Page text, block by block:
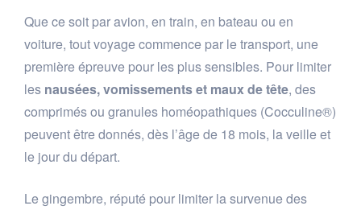
Que ce soit par avion, en train, en bateau ou en
voiture, tout voyage commence par le transport, une
première épreuve pour les plus sensibles. Pour limiter
les nausées, vomissements et maux de tête, des
comprimés ou granules homéopathiques (Cocculine®)
peuvent être donnés, dès l’âge de 18 mois, la veille et
le jour du départ.
Le gingembre, réputé pour limiter la survenue des